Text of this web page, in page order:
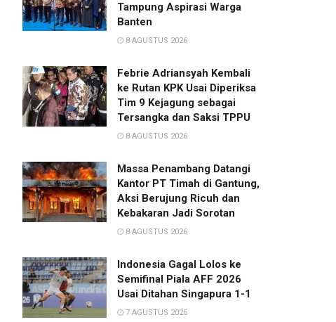
Tampung Aspirasi Warga
Banten
8 AGUSTUS 2026
Febrie Adriansyah Kembali
ke Rutan KPK Usai Diperiksa
Tim 9 Kejagung sebagai
Tersangka dan Saksi TPPU
8 AGUSTUS 2026
Massa Penambang Datangi
Kantor PT Timah di Gantung,
Aksi Berujung Ricuh dan
Kebakaran Jadi Sorotan
8 AGUSTUS 2026
Indonesia Gagal Lolos ke
Semifinal Piala AFF 2026
Usai Ditahan Singapura 1-1
7 AGUSTUS 2026